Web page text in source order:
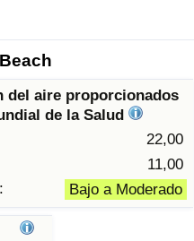
del aire proporcionados
de la Salud
22,00
11,00
Bajo a Moderado
(Actual)
por País